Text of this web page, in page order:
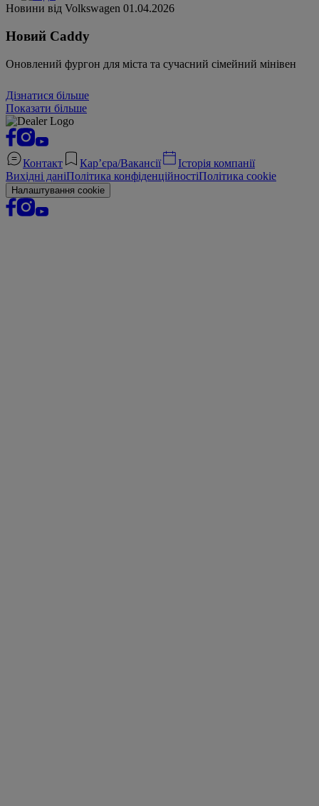
Новини від Volkswagen 01.04.2026
Новий Caddy
Оновлений фургон для міста та сучасний сімейний мінівен
Дізнатися більше
Показати більше
Контакт Кар’єра/Вакансії
Історія компанії
Вихідні даніПолітика конфіденційностіПолітика cookie
Налаштування cookie